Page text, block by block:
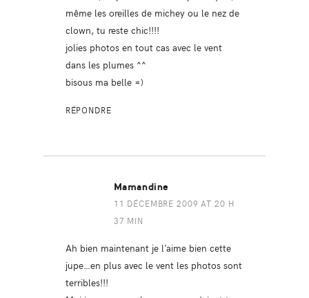
même les oreilles de michey ou le nez de
clown, tu reste chic!!!!
jolies photos en tout cas avec le vent
dans les plumes ^^
bisous ma belle =)
RÉPONDRE
Mamandine
11 DÉCEMBRE 2009 AT 20 H
37 MIN
Ah bien maintenant je l’aime bien cette
jupe…en plus avec le vent les photos sont
terribles!!!